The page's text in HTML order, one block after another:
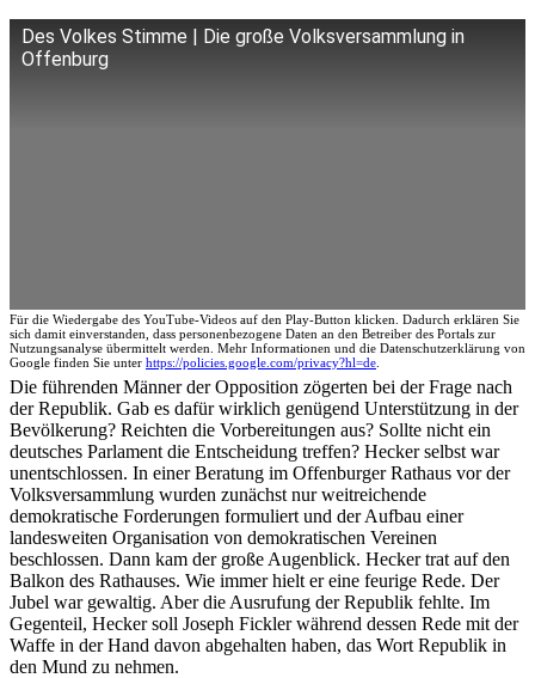
Des Volkes Stimme | Die große Volksversammlung in
Offenburg
Für die Wiedergabe des YouTube-Videos auf den Play-Button klicken. Dadurch erklären Sie
sich damit einverstanden, dass personenbezogene Daten an den Betreiber des Portals zur
Nutzungsanalyse übermittelt werden. Mehr Informationen und die Datenschutzerklärung von
Google finden Sie unter https://policies.google.com/privacy?hl=de
Die führenden Männer der Opposition zögerten bei der Frage nach
der Republik. Gab es dafür wirklich genügend Unterstützung in der
Bevölkerung? Reichten die Vorbereitungen aus? Sollte nicht ein
deutsches Parlament die Entscheidung treffen? Hecker selbst war
unentschlossen. In einer Beratung im Offenburger Rathaus vor der
Volksversammlung wurden zunächst nur weitreichende
demokratische Forderungen formuliert und der Aufbau einer
landesweiten Organisation von demokratischen Vereinen
beschlossen. Dann kam der große Augenblick. Hecker trat auf den
Balkon des Rathauses. Wie immer hielt er eine feurige Rede. Der
Jubel war gewaltig. Aber die Ausrufung der Republik fehlte. Im
Gegenteil, Hecker soll Joseph Fickler während dessen Rede mit der
Waffe in der Hand davon abgehalten haben, das Wort Republik in
den Mund zu nehmen.